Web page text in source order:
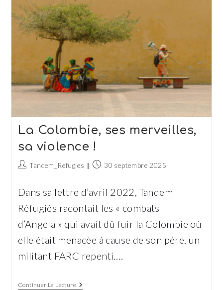
Par
Passion
La Colombie, ses merveilles,
sa violence !
Auteur/autrice
publication :
Tandem_Refugies
Publication
30 septembre 2025
Dans sa lettre d’avril 2022, Tandem
Réfugiés racontait les « combats
d’Angela » qui avait dû fuir la Colombie où
elle était menacée à cause de son père, un
militant FARC repenti.…
Continuer La LectureLa